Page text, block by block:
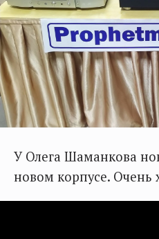
У Олега Шаманкова
новом корпусе. Очень